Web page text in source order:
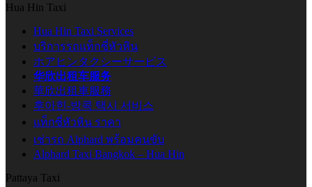
Hua Hin Taxi
Hua Hin Taxi Services
บริการรถแท็กซี่หัวหิน
ホアヒンタクシーサービス
华欣出租车服务
華欣出租車服務
후아힌-방콕 택시 서비스
แท็กซี่หัวหิน ราคา
เช่ารถ Alphard พร้อมคนขับ
Alphard Taxi Bangkok – Hua Hin
Pattaya Taxi